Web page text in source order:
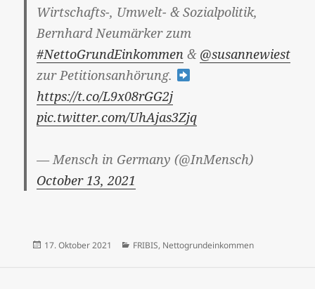
Wirtschafts-, Umwelt- & Sozialpolitik,
Bernhard Neumärker zum
#NettoGrundEinkommen & @susannewiest
zur Petitionsanhörung.
https://t.co/L9x08rGG2j
pic.twitter.com/UhAjas3Zjq
— Mensch in Germany (@InMensch)
October 13, 2021
Veröffentlicht
17. Oktober 2021 Kategorien
FRIBIS, Nettogrundeinkommen